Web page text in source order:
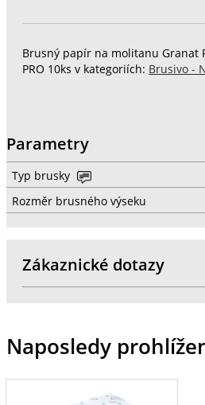
Brusný papír na molitanu Granat
PRO 10ks v kategoriích: Brusivo -
Parametry
Typ brusky
Rozměr brusného výseku
Zákaznické dotazy
Naposledy